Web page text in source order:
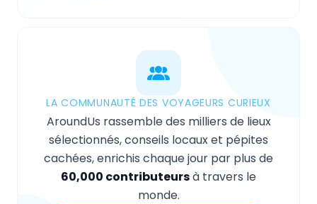
LA COMMUNAUTÉ DES VOYAGEURS CURIEUX
AroundUs rassemble des milliers de lieux
sélectionnés, conseils locaux et pépites
cachées, enrichis chaque jour par plus de
60,000 contributeursà travers le
monde.